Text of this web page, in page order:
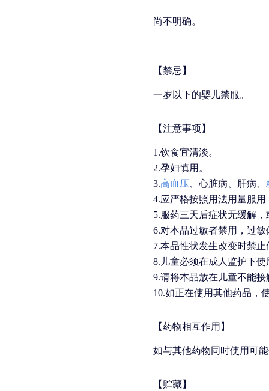
尚不明确。
【禁忌】
一岁以下的婴儿禁服。
【注意事项】
1.饮食宜清淡。
2.孕妇慎用。
3.高血压 、心脏病、肝病、
4.应严格按照用法用量服
5.服药三天后症状无缓解
6.对本品过敏者禁用，过
7.本品性状发生改变时禁止
8.儿童必须在成人监护下使
9.请将本品放在儿童不能接
10.如正在使用其他药品，
【药物相互作用】
如与其他药物同时使用可
【贮藏】